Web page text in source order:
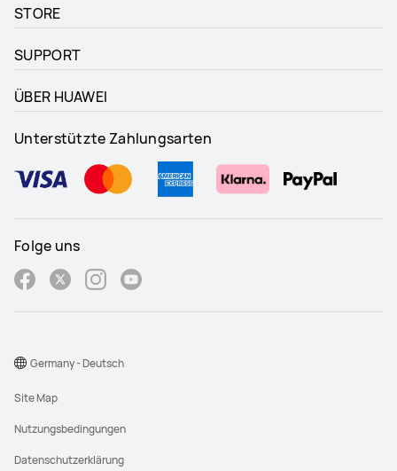
STORE
SUPPORT
ÜBER HUAWEI
Unterstützte Zahlungsarten
Folge uns
Site Map
Nutzungsbedingungen
Datenschutzerklärung
Germany - Deutsch